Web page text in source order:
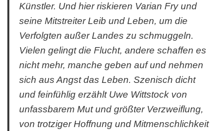
Künstler. Und hier riskieren Varian Fry und
seine Mitstreiter Leib und Leben, um die
Verfolgten außer Landes zu schmuggeln.
Vielen gelingt die Flucht, andere schaffen es
nicht mehr, manche geben auf und nehmen
sich aus Angst das Leben. Szenisch dicht
und feinfühlig erzählt Uwe Wittstock von
unfassbarem Mut und größter Verzweiflung,
von trotziger Hoffnung und Mitmenschlichkeit